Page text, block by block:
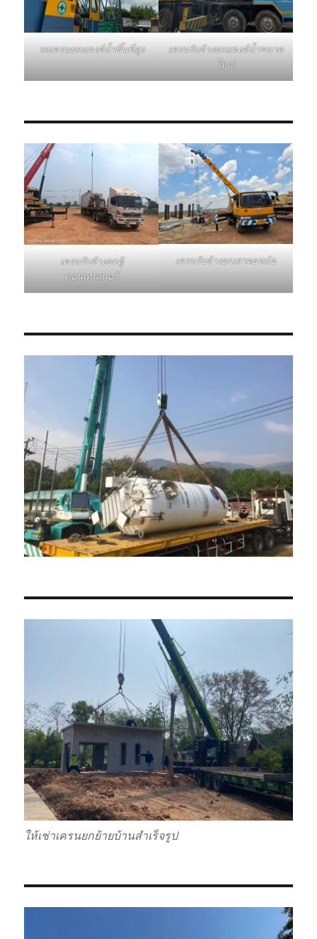
รถเครนยกแทงค์น้ำขึ้นที่สูง
เครนรับจ้างยกแทงค์น้ำขนาด
ใหญ่
เครนรับจ้างยกตู้
คอนเทนเนอร์
เครนรับจ้างยกเสาตอหม้อ
ให้เช่าเครนยกย้ายบ้านสำเร็จรูป